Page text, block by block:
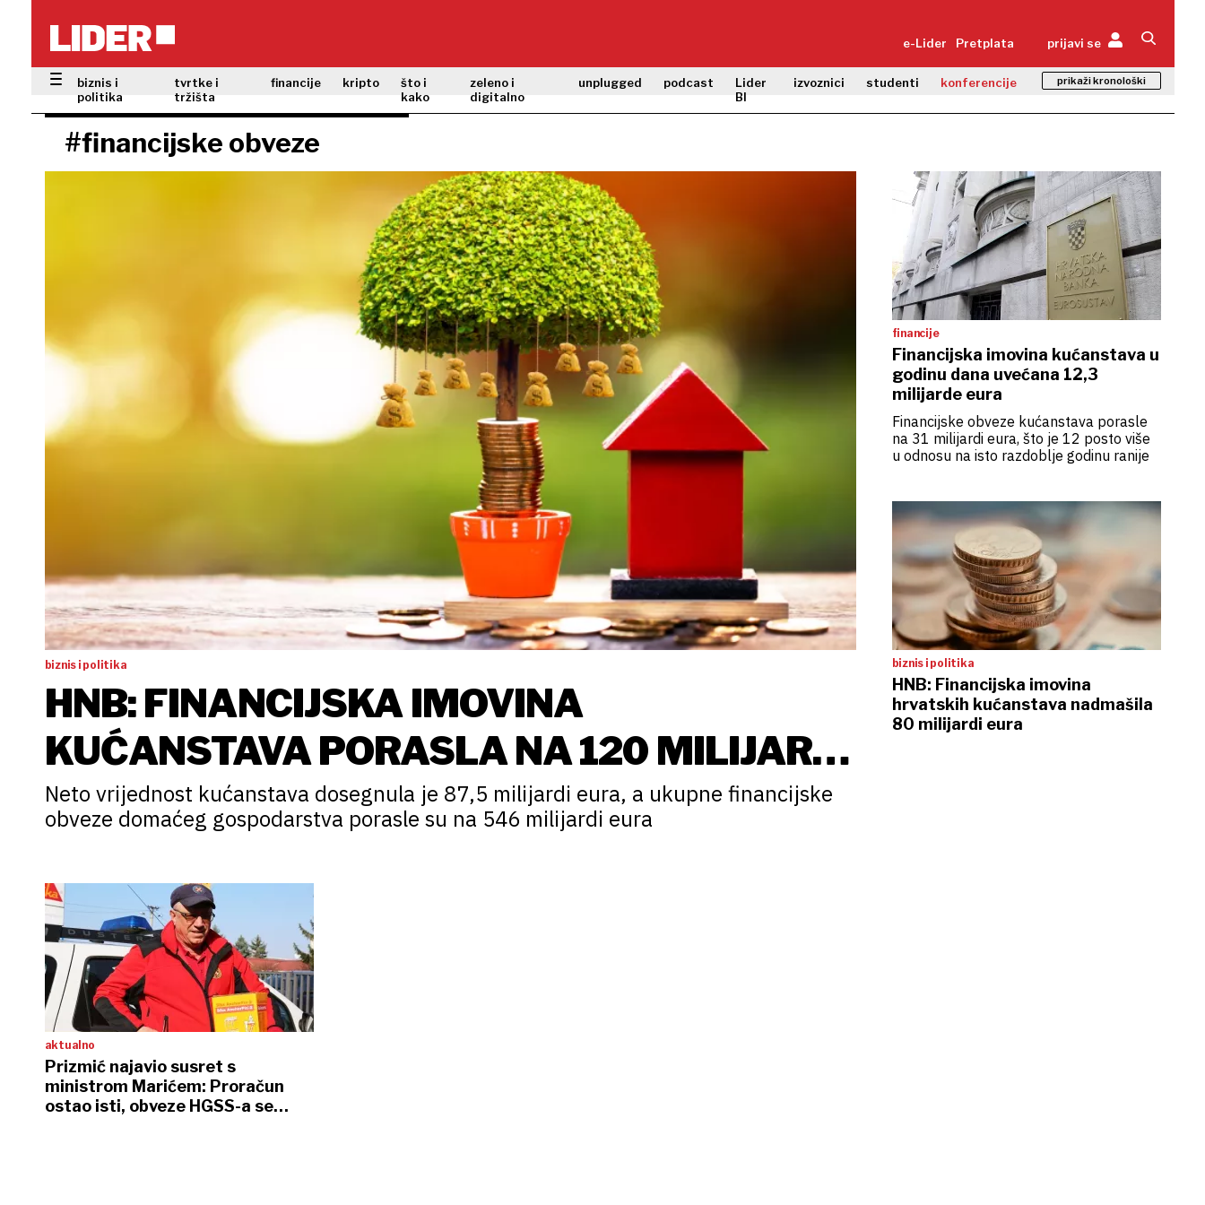
e-Lider Pretplata prijavi se
biznis i
politika
tvrtke i
tržišta
financije kripto
što i
kako
zeleno i
digitalno
unplugged podcast
Lider
BI
izvoznici studenti konferencije prikaži kronološki
#financijske obveze
biznis i politika
HNB: FINANCIJSKA IMOVINA
KUĆANSTAVA PORASLA NA 120 MILIJARDI
EURA
Neto vrijednost kućanstava dosegnula je 87,5 milijardi eura, a ukupne financijske
obveze domaćeg gospodarstva porasle su na 546 milijardi eura
financije
Financijska imovina kućanstava u
godinu dana uvećana 12,3
milijarde eura
Financijske obveze kućanstava porasle
na 31 milijardi eura, što je 12 posto više
u odnosu na isto razdoblje godinu ranije
biznis i politika
HNB: Financijska imovina
hrvatskih kućanstava nadmašila
80 milijardi eura
aktualno
Prizmić najavio susret s
ministrom Marićem: Proračun
ostao isti, obveze HGSS-a se